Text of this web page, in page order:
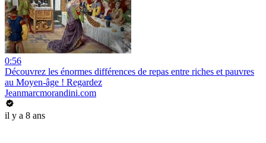
0:56
Découvrez les énormes différences de repas entre riches et pauvres
au Moyen-âge ! Regardez
Jeanmarcmorandini.com
il y a 8 ans